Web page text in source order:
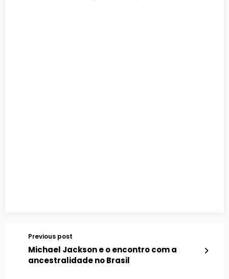
Previous post
Michael Jackson e o encontro com a
ancestralidade no Brasil